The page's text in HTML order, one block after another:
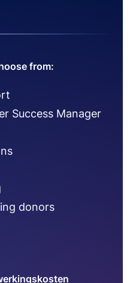
from:
Success Manager
donors